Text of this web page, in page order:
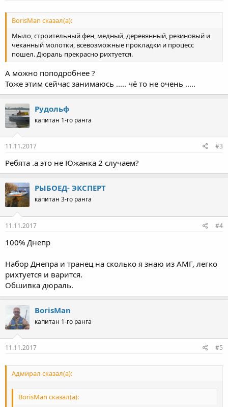
BorisMan сказал(а):
Мыло, строительный фен, медный, деревянный, резиновый и
чеканный молотки, всевозможные прокладки и процесс
пошел. Дюраль прекрасно рихтуется.
А можно поподробнее ?
Тоже этим сейчас занимаюсь ..... чё то не очень .....
Рудольф
капитан 1-го ранга
11.11.2017 #3
Ребята .а это не Южанка 2 случаем?
РЫБОЕД- ЭКСПЕРТ
капитан 3-го ранга
11.11.2017 #4
100% Днепр
Набор Днепра и транец на сколько я знаю из АМГ, легко
рихтуется и варится.
Обшивка дюраль.
BorisMan
капитан 1-го ранга
11.11.2017 #5
Адмирал сказал(а):
BorisMan сказал(а):